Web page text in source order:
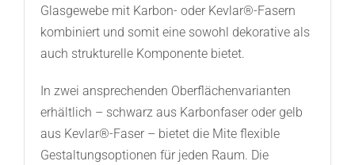
Glasgewebe mit Karbon- oder Kevlar®-Fasern
kombiniert und somit eine sowohl dekorative als
auch strukturelle Komponente bietet.
In zwei ansprechenden Oberflächenvarianten
erhältlich – schwarz aus Karbonfaser oder gelb
aus Kevlar®-Faser – bietet die Mite flexible
Gestaltungsoptionen für jeden Raum. Die